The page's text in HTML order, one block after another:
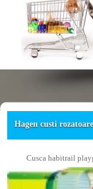
Hagen custi
Cusca habitrail